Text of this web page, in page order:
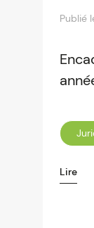
Publié
Lire